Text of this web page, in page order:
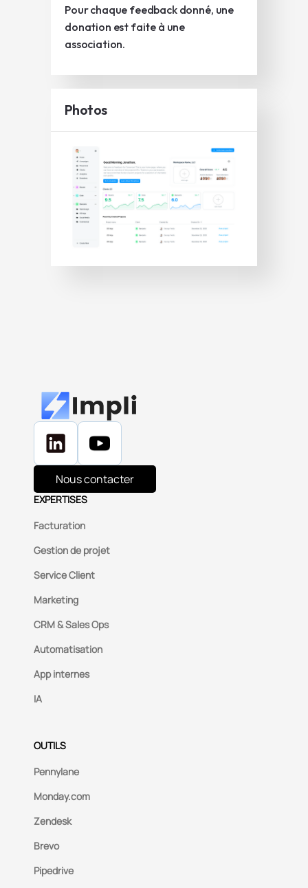
Pour chaque feedback donné, une
donation est faite à une
association.
Photos
Nous contacter
EXPERTISES
Facturation
Gestion de projet
Service Client
Marketing
CRM & Sales Ops
Automatisation
App internes
IA
OUTILS
Pennylane
Monday.com
Zendesk
Brevo
Pipedrive